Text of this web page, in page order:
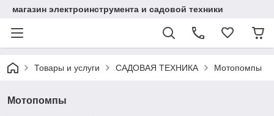
магазин электроинструмента и садовой техники
Товары и услуги САДОВАЯ ТЕХНИКА Мотопомпы
Мотопомпы